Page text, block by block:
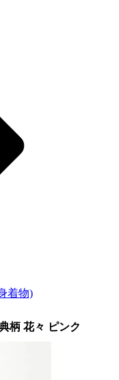
着物)
柄 花々 ピンク